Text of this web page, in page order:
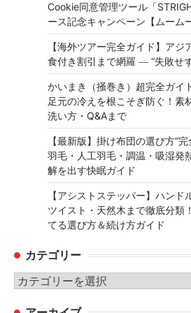
Cookie同意管理ツール「
ース記念キャンペーン【ムーム
【海外ツアー完全ガイド】ア
食付き割引まで網羅 ― “失敗せ
かいまき（掻巻き）超完全ガイ
足元の冷えを根こそぎ防ぐ！素
洗い方・Q&Aまで
【最新版】掛け布団の選び方“
羽毛・人工羽毛・調温・吸湿発
解を出す快眠ガイド
【アシストステッパー】ハンド
ツイスト・天然木まで徹底分類
てる選び方＆続け方ガイド
カテゴリー
カ